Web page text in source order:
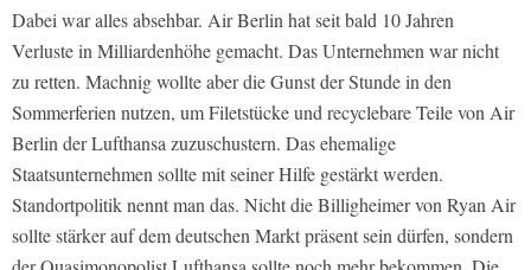
Dabei war alles absehbar. Air Berlin hat seit bald 10 Jahren
Verluste in Milliardenhöhe gemacht. Das Unternehmen war nicht
zu retten. Machnig wollte aber die Gunst der Stunde in den
Sommerferien nutzen, um Filetstücke und recyclebare Teile von Air
Berlin der Lufthansa zuzuschustern. Das ehemalige
Staatsunternehmen sollte mit seiner Hilfe gestärkt werden.
Standortpolitik nennt man das. Nicht die Billigheimer von Ryan Air
sollte stärker auf dem deutschen Markt präsent sein dürfen, sondern